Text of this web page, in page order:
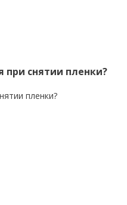
при снятии пленки?
пленки?